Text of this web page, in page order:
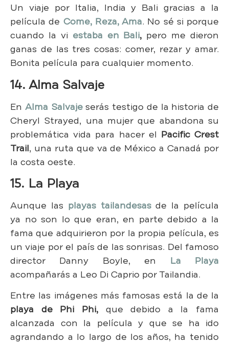
Un viaje por Italia, India y Bali gracias a la
película de Come, Reza, Ama. No sé si porque
cuando la vi estaba en Bali, pero me dieron
ganas de las tres cosas: comer, rezar y amar.
Bonita película para cualquier momento.
14. Alma Salvaje
En Alma Salvajeserás testigo de la historia de
Cheryl Strayed, una mujer que abandona su
problemática vida para hacer el Pacific Crest
Trail, una ruta que va de México a Canadá por
la costa oeste.
15. La Playa
Aunque las playas tailandesasde la película
ya no son lo que eran, en parte debido a la
fama que adquirieron por la propia película, es
un viaje por el país de las sonrisas. Del famoso
director Danny Boyle, en La Playa
acompañarás a Leo Di Caprio por Tailandia.
Entre las imágenes más famosas está la de la
playa de Phi Phi,que debido a la fama
alcanzada con la película y que se ha ido
agrandando a lo largo de los años, ha tenido